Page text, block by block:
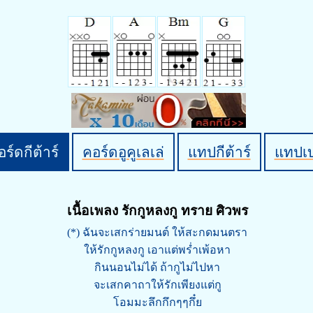
ร์ดกีต้าร์ คอร์ดอูคูเลเล่ แทปกีต้าร์ แทปเ
เนื้อเพลง รักกูหลงกู ทราย ศิวพร
(*) ฉันจะเสกร่ายมนต์ ให้สะกดมนตรา
ให้รักกูหลงกู เอาแต่พร่ำเพ้อหา
กินนอนไม่ได้ ถ้ากูไม่ไปหา
จะเสกคาถาให้รักเพียงแต่กู
โอมมะลึกกึกๆๆกึ๋ย